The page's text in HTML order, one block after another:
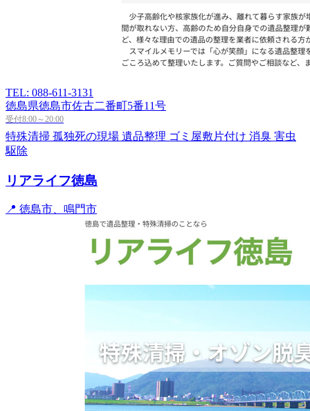
TEL: 088-611-3131
徳島県徳島市佐古二番町5番11号
受付8:00～20:00
特殊清掃 孤独死の現場 遺品整理 ゴミ屋敷片付け 消臭 害虫
駆除
リアライフ徳島
📍 徳島市、鳴門市